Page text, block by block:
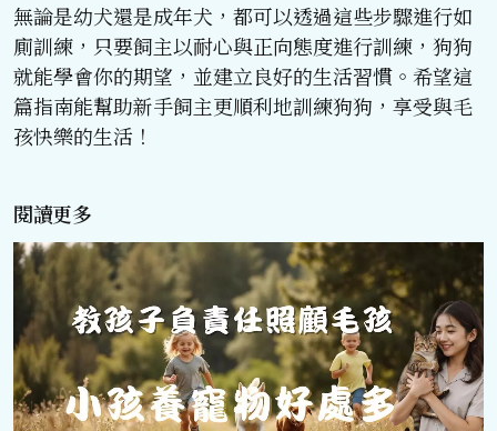
無論是幼犬還是成年犬，都可以透過這些步驟進行如
廁訓練，只要飼主以耐心與正向態度進行訓練，狗狗
就能學會你的期望，並建立良好的生活習慣。希望這
篇指南能幫助新手飼主更順利地訓練狗狗，享受與毛
孩快樂的生活！
閱讀更多